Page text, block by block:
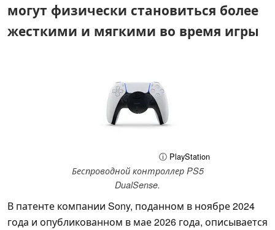
могут физически становиться более
жесткими и мягкими во время игры
ⓘ PlayStation
Беспроводной контроллер PS5
DualSense.
В патенте компании Sony, поданном в ноябре 2024
года и опубликованном в мае 2026 года, описывается